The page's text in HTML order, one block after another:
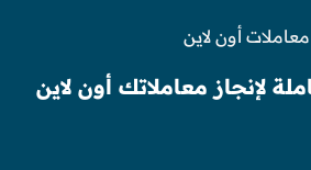
معاملات أون لاين
لإنجاز معاملاتك أون لاين